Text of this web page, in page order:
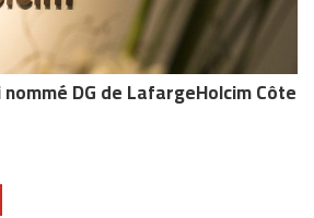
DG de LafargeHolcim Côte